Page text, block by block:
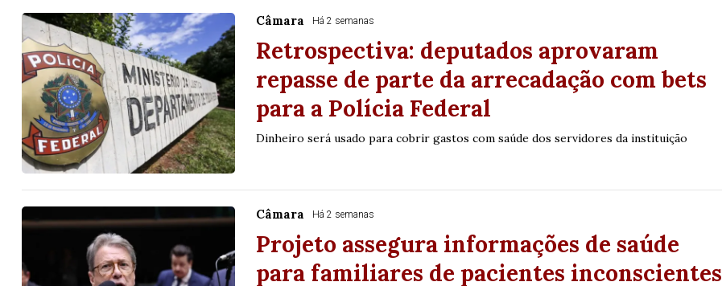
Câmara Há 2 semanas
Retrospectiva: deputados aprovaram
repasse de parte da arrecadação com bets
para a Polícia Federal
Dinheiro será usado para cobrir gastos com saúde dos servidores da instituição
Câmara Há 2 semanas
Projeto assegura informações de saúde
para familiares de pacientes inconscientes
3753 (04/08/26)
06 08 09 14
19 21 22 24
25
detalhes
12
33 71 73 74 78 80
84 88 89 92 94 95
37